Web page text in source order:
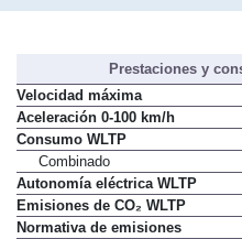
Prestaciones y
Velocidad máxima
Aceleración 0-100 km/h
Consumo WLTP
Combinado
Autonomía eléctrica WLTP
Emisiones de CO₂ WLTP
Normativa de emisiones